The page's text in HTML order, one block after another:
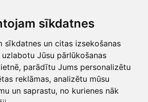
sīkdatnes
sīkdatnes un citas izsekošanas
Jūsu pārlūkošanas
parādītu Jums personalizētu
reklāmas, analizētu mūsu
un saprastu, no kurienes nāk